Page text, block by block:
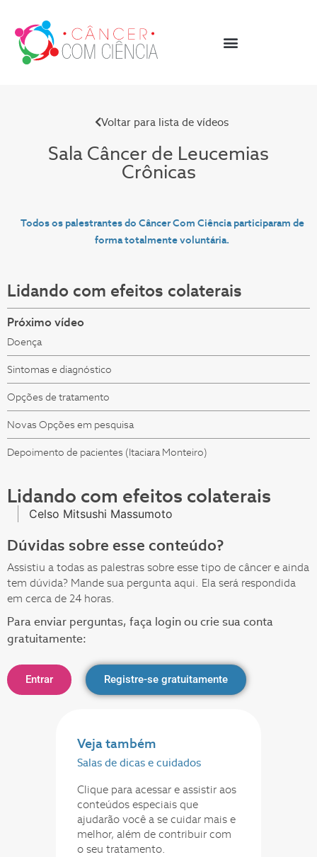
Voltar para lista de vídeos
Sala Câncer de Leucemias
Crônicas
Todos os palestrantes do Câncer Com Ciência participaram de
forma totalmente voluntária.
Lidando com efeitos colaterais
Próximo vídeo
Doença
Sintomas e diagnóstico
Opções de tratamento
Novas Opções em pesquisa
Depoimento de pacientes (Itaciara Monteiro)
Lidando com efeitos colaterais
Celso Mitsushi Massumoto
Dúvidas sobre esse conteúdo?
Assistiu a todas as palestras sobre esse tipo de câncer e ainda
tem dúvida? Mande sua pergunta aqui. Ela será respondida
em cerca de 24 horas.
Para enviar perguntas, faça login ou crie sua conta
gratuitamente:
Entrar Registre-se gratuitamente
Veja também
Salas de dicas e cuidados
Clique para acessar e assistir aos
conteúdos especiais que
ajudarão você a se cuidar mais e
melhor, além de contribuir com
o seu tratamento.